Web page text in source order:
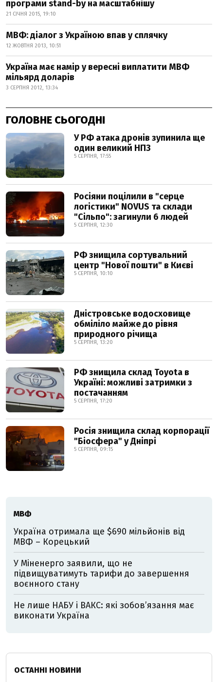
програми stand-by на масштабнішу
21 СІЧНЯ 2015, 19:10
МВФ: діалог з Україною впав у сплячку
12 ЖОВТНЯ 2013, 10:51
Україна має намір у вересні виплатити МВФ
мільярд доларів
3 СЕРПНЯ 2012, 13:34
ГОЛОВНЕ СЬОГОДНІ
У РФ атака дронів зупинила ще
один великий НПЗ
5 СЕРПНЯ, 17:55
Росіяни поцілили в "серце
логістики" NOVUS та склади
"Сільпо": загинули 6 людей
5 СЕРПНЯ, 12:30
РФ знищила сортувальний
центр "Нової пошти" в Києві
5 СЕРПНЯ, 10:10
Дністровське водосховище
обміліло майже до рівня
природного річища
5 СЕРПНЯ, 13:20
РФ знищила склад Toyota в
Україні: можливі затримки з
постачанням
5 СЕРПНЯ, 17:20
Росія знищила склад корпорації
"Біосфера" у Дніпрі
5 СЕРПНЯ, 09:15
МВФ
Україна отримала ще $690 мільйонів від
МВФ – Корецький
У Міненерго заявили, що не
підвищуватимуть тарифи до завершення
воєнного стану
Не лише НАБУ і ВАКС: які зобов’язання має
виконати Україна
ОСТАННІ НОВИНИ